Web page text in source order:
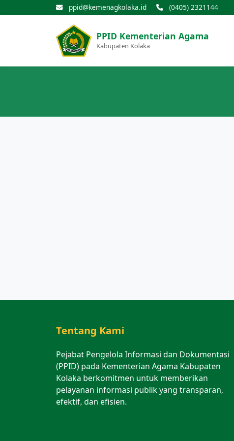
ppid@kemenagkolaka.id (0405) 2321144
PPID Kementerian Agama
Kabupaten Kolaka
Tentang Kami
Pejabat Pengelola Informasi dan Dokumentasi
(PPID) pada Kementerian Agama Kabupaten
Kolaka berkomitmen untuk memberikan
pelayanan informasi publik yang transparan,
efektif, dan efisien.